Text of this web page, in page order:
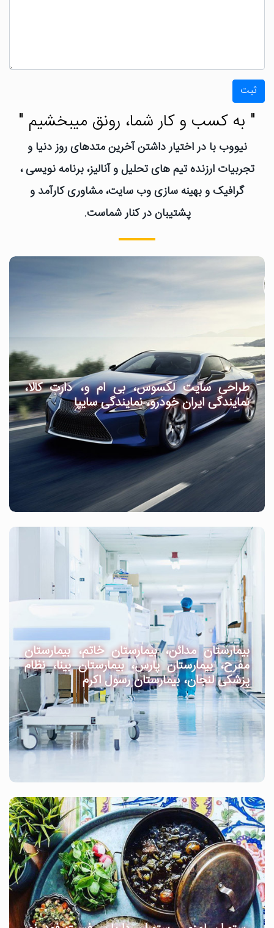
ثبت
" به کسب و کار شما، رونق میبخشیم "
نیووب با در اختیار داشتن آخرین متدهای روز دنیا و
تجربیات ارزنده تیم های تحلیل و آنالیز، برنامه نویسی ،
گرافیک و بهینه سازی وب سایت، مشاوری کارآمد و
پشتیبان در کنار شماست.
طراحی سایت لکسوس، بی ام و، دارت کالا،
نمایندگی ایران خودرو، نمایندگی سایپا
بیمارستان مدائن، بیمارستان خاتم، بیمارستان
مفرح، بیمارستان پارس، بیمارستان بینا، نظام
پزشکی لنجان، بیمارستان رسول اکرم